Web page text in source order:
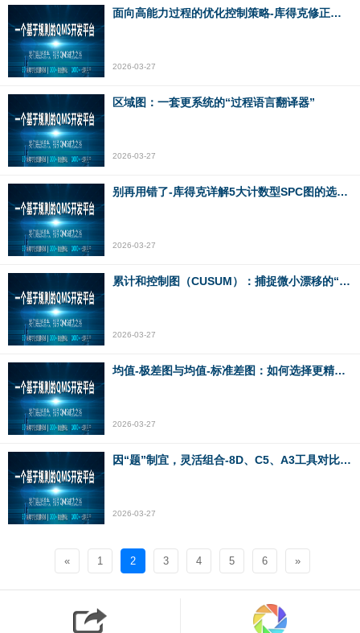
面向高能力过程的优化控制策略-库得克修正单值控制图的“宽容”哲学
2026-03-27
区域图：一套更系统的“过程语言翻译器”
2026-03-27
别再用错了-库得克详解5大计数型SPC图的选择逻辑
2026-03-27
累计和控制图（CUSUM）：捕捉微小漂移的“精密雷达”
2026-03-27
均值-极差图与均值-标准差图：如何选择更精准的SPC控制工具？
2026-03-27
因“题”制宜，灵活组合-8D、C5、A3工具对比与选用指南
2026-03-27
« 1 2 3 4 5 6 »